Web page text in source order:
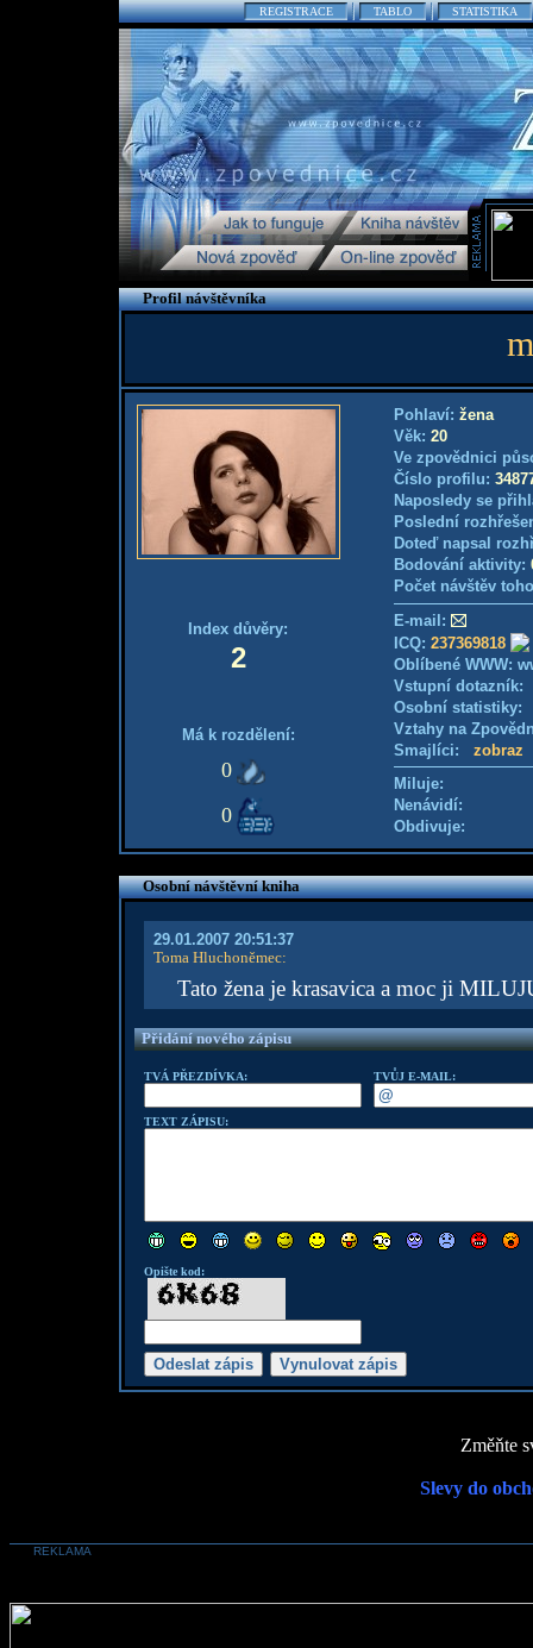
REGISTRACE TABLO STATISTIKA
Profil návštěvníka
Index důvěry:
2
Má k rozdělení:
0
0
Pohlaví: žena
Věk: 20
Ve zpovědnici
Číslo profilu:
Naposledy se
Poslední
Doteď napsal
Bodování aktivity:
Počet návštěv
E-mail:
ICQ: 237369818
Oblíbené WWW:
Vstupní
Osobní
Vztahy na
Smajlíci: zobraz
Miluje:
Nenávidí:
Obdivuje:
Osobní návštěvní kniha
29.01.2007 20:51:37
Toma Hluchoněmec:
Tato žena je krasavica a moc ji
Přidání nového zápisu
TVÁ PŘEZDÍVKA: TVŮJ E-MAIL:
TEXT ZÁPISU:
Opište kod:
Změňte
Slevy do
REKLAMA